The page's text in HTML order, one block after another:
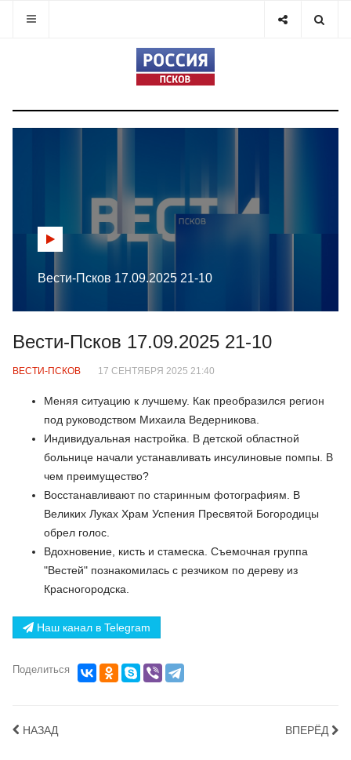
Вести-Псков 17.09.2025 21-10
Вести-Псков 17.09.2025 21-10
ВЕСТИ-ПСКОВ 17 СЕНТЯБРЯ 2025 21:40
Меняя ситуацию к лучшему. Как преобразился регион
под руководством Михаила Ведерникова.
Индивидуальная настройка. В детской областной
больнице начали устанавливать инсулиновые помпы. В
чем преимущество?
Восстанавливают по старинным фотографиям. В
Великих Луках Храм Успения Пресвятой Богородицы
обрел голос.
Вдохновение, кисть и стамеска. Съемочная группа
"Вестей" познакомилась с резчиком по дереву из
Красногородска.
Наш канал в Telegram
Поделиться
НАЗАД ВПЕРЁД